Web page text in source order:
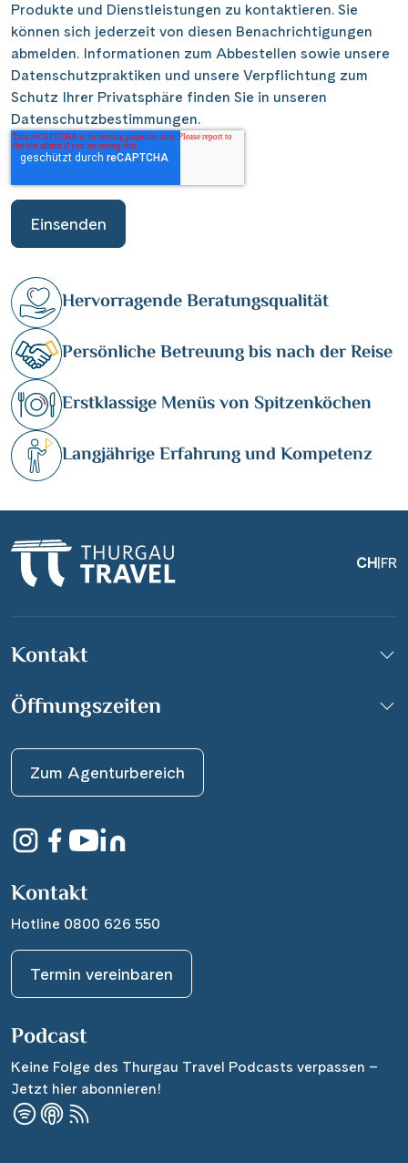
Produkte und Dienstleistungen zu kontaktieren. Sie
können sich jederzeit von diesen Benachrichtigungen
abmelden. Informationen zum Abbestellen sowie unsere
Datenschutzpraktiken und unsere Verpflichtung zum
Schutz Ihrer Privatsphäre finden Sie in unseren
Datenschutzbestimmungen.
Hervorragende Beratungsqualität
Persönliche Betreuung bis nach der Reise
Erstklassige Menüs von Spitzenköchen
Langjährige Erfahrung und Kompetenz
CH|FR
Kontakt
Öffnungszeiten
Zum Agenturbereich
Kontakt
Hotline 0800 626 550
Termin vereinbaren
Podcast
Keine Folge des Thurgau Travel Podcasts verpassen –
Jetzt hier abonnieren!